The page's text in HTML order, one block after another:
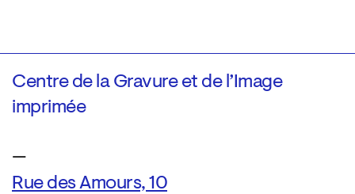
Centre de la Gravure et de l’Image
imprimée
—
Rue des Amours, 10